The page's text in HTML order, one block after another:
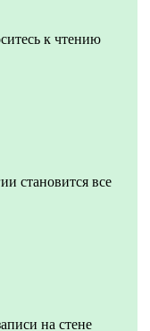
к чтению
становится все
на стене